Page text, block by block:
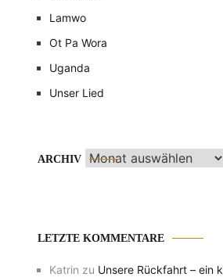
Lamwo
Ot Pa Wora
Uganda
Unser Lied
ARCHIV Archiv
LETZTE KOMMENTARE
Katrin zu Unsere Rückfahrt – ein